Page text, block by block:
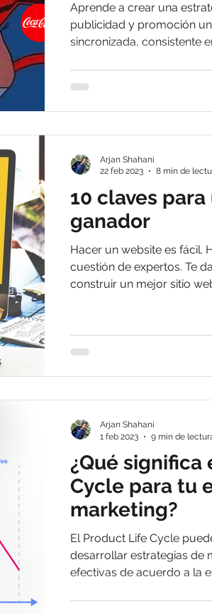
Aprende a crear una
publicidad y promoción
sincronizada, consistente
10 claves
ganador
Hacer un website es fácil.
cuestión de expertos. Te
construir un mejor sitio
Arjan Shahani
22 feb 2023
8 min de
¿Qué
Cycle para tu
marketing?
El Product Life Cycle
desarrollar estrategias de
efectivas de acuerdo a la
Arjan Shahani
1 feb 2023
9 min de